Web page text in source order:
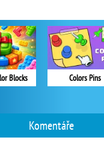
Blocks Colors Pins
Komentáře